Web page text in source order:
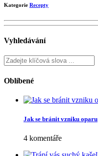
Kategorie Recepty
Vyhledávání
Oblíbené
Jak se bránit vzniku oparu
4 komentáře